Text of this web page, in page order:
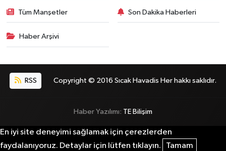
Tüm Manşetler Son Dakika Haberleri
Haber Arşivi
RSS Copyright © 2016 Sıcak Havadis Her hakkı saklıdır.
Haber Yazılımı: TE Bilişim
En iyi site deneyimi sağlamak için çerezlerden
faydalanıyoruz. Detaylar için lütfen tıklayın.
Tamam